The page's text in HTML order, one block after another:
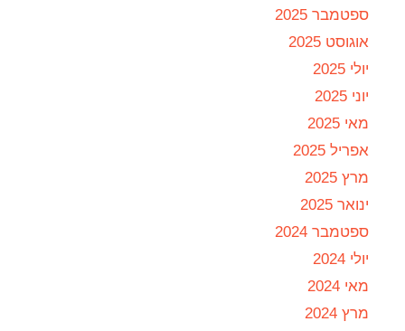
ספטמבר 2025
אוגוסט 2025
יולי 2025
יוני 2025
מאי 2025
אפריל 2025
מרץ 2025
ינואר 2025
ספטמבר 2024
יולי 2024
מאי 2024
מרץ 2024